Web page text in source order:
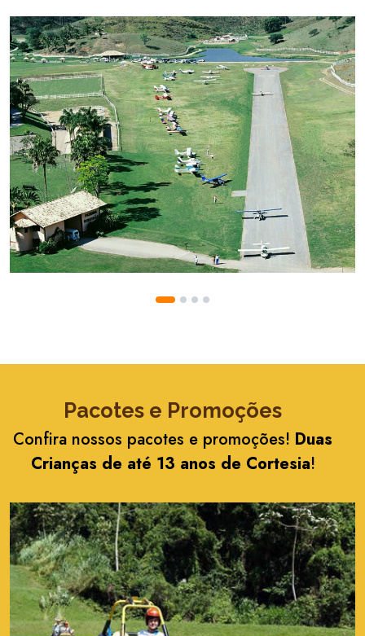
Pacotes e Promoções
Confira nossos pacotes e promoções! Duas
Crianças de até 13 anos de Cortesia!